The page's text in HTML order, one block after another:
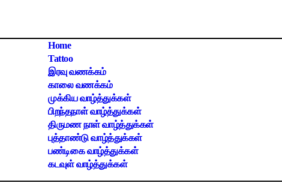
Home
Tattoo
இரவு வணக்கம்
காலை வணக்கம்
முக்கிய வாழ்த்துக்கள்
பிறந்தநாள் வாழ்த்துக்கள்
திருமண நாள் வாழ்த்துக்கள்
புத்தாண்டு வாழ்த்துக்கள்
பண்டிகை வாழ்த்துக்கள்
கடவுள் வாழ்த்துக்கள்